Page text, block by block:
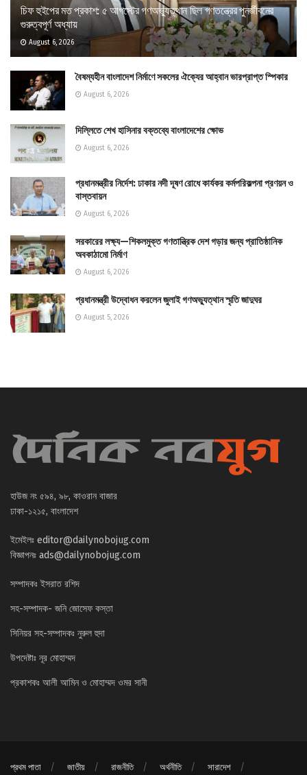
চিফ হুইপের মত প্রকাশ: ৫ আগস্টের গণঅভ্যুত্থান ছিল গণতন্ত্রের পুনর্জীবনের
গুরুত্বপূর্ণ অধ্যায়
August 6, 2026
বৈষম্যহীন বাংলাদেশ নির্মাণে সকলের ঐক্যের আহ্বান ভারপ্রাপ্ত স্পিকার
August 6, 2026
দিল্লিতে শেখ হাসিনার বক্তব্যে বাংলাদেশের ক্ষোভ
August 6, 2026
প্রধানমন্ত্রীর নির্দেশ: ঢাকার নদী দূষণ রোধে কার্যকর কর্মপরিকল্পনা প্রণয়ন ও
বাস্তবায়ন
August 6, 2026
সরকারের লক্ষ্য—শিকলমুক্ত গণতান্ত্রিক দেশ গড়ার জন্য প্রাতিষ্ঠানিক
অবকাঠামো নির্মাণ
August 6, 2026
প্রধানমন্ত্রী উদ্বোধন করলেন জুলাই গণঅভ্যুত্থান স্মৃতি জাদুঘর
August 5, 2026
হাউজ নং ৫৯৪, ৯৮, কাওরান বাজার
ঢাকা-১২১৫, বাংলাদেশ
ইমেইলঃ editor@dailynobojug.com
বিজ্ঞাপনঃ ads@dailynobojug.com
সম্পাদকঃ ইসরাত রশিদ
সহ-সম্পাদক- জনি জোসেফ কস্তা
সিনিয়র সহ-সম্পাদকঃ নুরুল হুদা
উপদেষ্টাঃ নূর মোহাম্মদ
প্রকাশকঃ আলী আমিন ও মোহাম্মদ ওমর সানী
প্রথম পাতা জাতীয় রাজনীতি অর্থনীতি সারাদেশ